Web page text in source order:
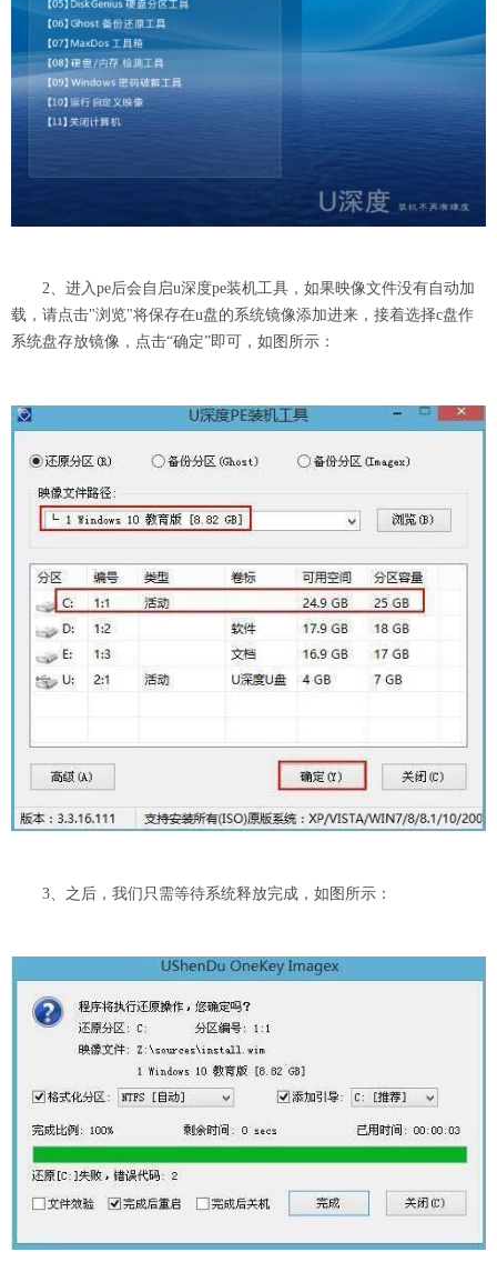
2、进入pe后会自启u深度pe装机工具，如果映像文件没有自动加
载，请点击"浏览"将保存在u盘的系统镜像添加进来，接着选择c盘作
系统盘存放镜像，点击“确定”即可，如图所示：
3、之后，我们只需等待系统释放完成，如图所示：